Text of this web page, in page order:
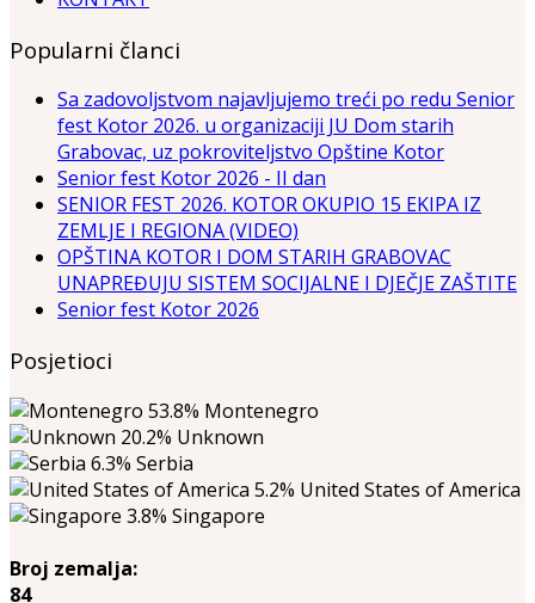
Popularni članci
Sa zadovoljstvom najavljujemo treći po redu Senior
fest Kotor 2026. u organizaciji JU Dom starih
Grabovac, uz pokroviteljstvo Opštine Kotor
Senior fest Kotor 2026 - II dan
SENIOR FEST 2026. KOTOR OKUPIO 15 EKIPA IZ
ZEMLJE I REGIONA (VIDEO)
OPŠTINA KOTOR I DOM STARIH GRABOVAC
UNAPREĐUJU SISTEM SOCIJALNE I DJEČJE ZAŠTITE
Senior fest Kotor 2026
Posjetioci
53.8% Montenegro
20.2% Unknown
6.3% Serbia
5.2% United States of America
3.8% Singapore
Broj zemalja:
84